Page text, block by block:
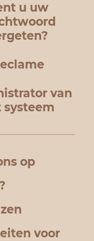
u uw
van
systeem
op
voor